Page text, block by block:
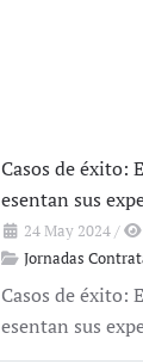
Casos de éxito:
esentan sus
24 May 2024/
Jornadas
Casos de éxito:
esentan sus